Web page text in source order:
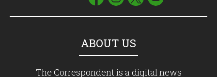
ABOUT US
The Correspondent is a digital news